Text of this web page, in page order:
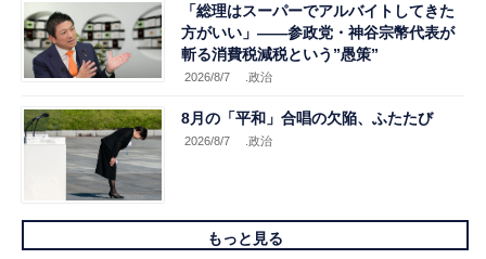
「総理はスーパーでアルバイトしてきた
方がいい」――参政党・神谷宗幣代表が
斬る消費税減税という”愚策”
2026/8/7 .政治
8月の「平和」合唱の欠陥、ふたたび
2026/8/7 .政治
もっと見る